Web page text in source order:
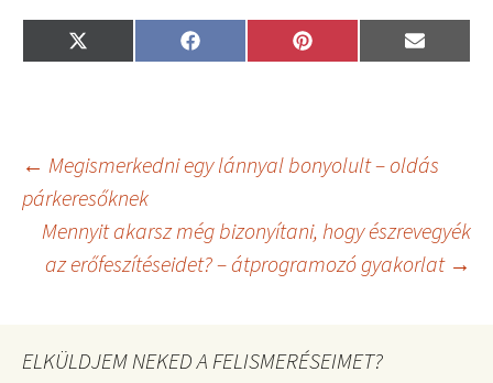
Share
on
X
(
t
e
r
)
Share
on
F
a
k
Share
on
P
i
s
Share
on
E
m
Bejegyzés
navigáció
← Megismerkedni egy lánnyal bonyolult – oldás
párkeresőknek
Mennyit akarsz még bizonyítani, hogy észrevegyék
az erőfeszítéseidet? – átprogramozó gyakorlat →
ELKÜLDJEM NEKED A FELISMERÉSEIMET?